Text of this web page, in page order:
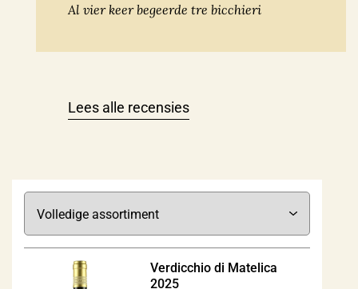
Al vier keer begeerde tre bicchieri
Lees alle recensies
Verdicchio di Matelica
2025